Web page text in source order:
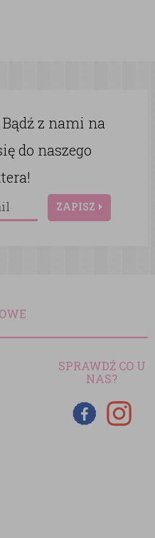
Bądź z nami na
do naszego
ZAPISZ
SPRAWDŹ CO U
NAS?